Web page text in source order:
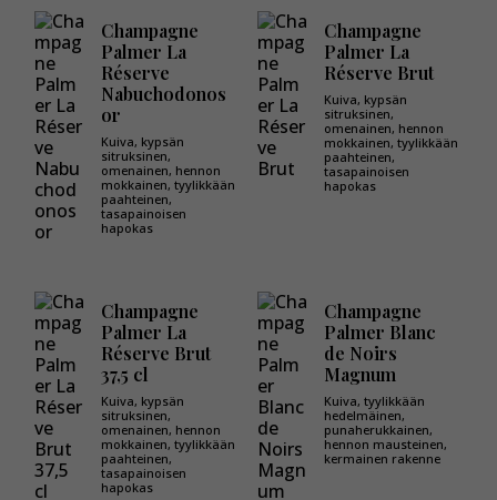
Champagne
Palmer La
Réserve
Nabuchodonos
or
Kuiva, kypsän
sitruksinen,
omenainen, hennon
mokkainen, tyylikkään
paahteinen,
tasapainoisen
hapokas
Champagne
Palmer La
Réserve Brut
Kuiva, kypsän
sitruksinen,
omenainen, hennon
mokkainen, tyylikkään
paahteinen,
tasapainoisen
hapokas
Champagne
Palmer La
Réserve Brut
37,5 cl
Kuiva, kypsän
sitruksinen,
omenainen, hennon
mokkainen, tyylikkään
paahteinen,
tasapainoisen
hapokas
Champagne
Palmer Blanc
de Noirs
Magnum
Kuiva, tyylikkään
hedelmäinen,
punaherukkainen,
hennon mausteinen,
kermainen rakenne